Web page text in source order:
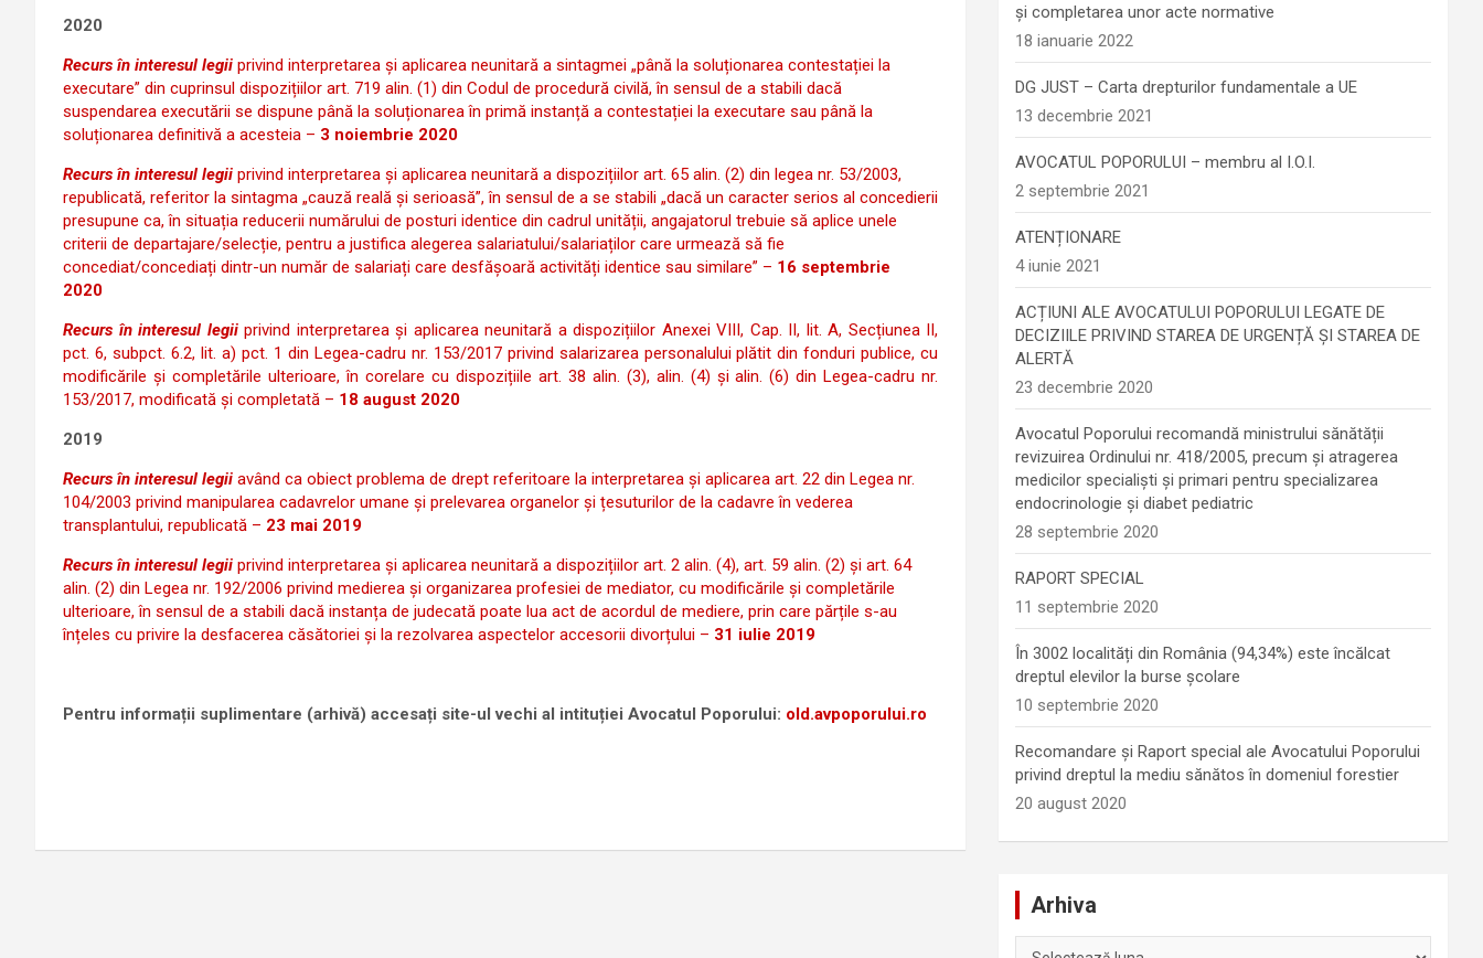
2020
Recurs în interesul legii privind interpretarea și aplicarea neunitară a sintagmei „până la soluționarea contestației la
executare” din cuprinsul dispozițiilor art. 719 alin. (1) din Codul de procedură civilă, în sensul de a stabili dacă
suspendarea executării se dispune până la soluționarea în primă instanță a contestației la executare sau până la
soluționarea definitivă a acesteia – 3 noiembrie 2020
Recurs în interesul legii privind interpretarea și aplicarea neunitară a dispozițiilor art. 65 alin. (2) din legea nr. 53/2003,
republicată, referitor la sintagma „cauză reală și serioasă”, în sensul de a se stabili „dacă un caracter serios al concedierii
presupune ca, în situația reducerii numărului de posturi identice din cadrul unității, angajatorul trebuie să aplice unele
criterii de departajare/selecție, pentru a justifica alegerea salariatului/salariaților care urmează să fie
concediat/concediați dintr-un număr de salariați care desfășoară activități identice sau similare” – 16 septembrie
2020
Recurs în interesul legiiprivind interpretarea și aplicarea neunitară a dispozițiilor Anexei VIII, Cap. II, lit. A, Secțiunea II,
pct. 6, subpct. 6.2, lit. a) pct. 1 din Legea-cadru nr. 153/2017 privind salarizarea personalului plătit din fonduri publice, cu
modificările și completările ulterioare, în corelare cu dispozițiile art. 38 alin. (3), alin. (4) și alin. (6) din Legea-cadru nr.
153/2017, modificată și completată – 18 august 2020
2019
Recurs în interesul legii având ca obiect problema de drept referitoare la interpretarea și aplicarea art. 22 din Legea nr.
104/2003 privind manipularea cadavrelor umane și prelevarea organelor și țesuturilor de la cadavre în vederea
transplantului, republicată – 23 mai 2019
Recurs în interesul legii privind interpretarea și aplicarea neunitară a dispozițiilor art. 2 alin. (4), art. 59 alin. (2) și art. 64
alin. (2) din Legea nr. 192/2006 privind medierea și organizarea profesiei de mediator, cu modificările și completările
ulterioare, în sensul de a stabili dacă instanța de judecată poate lua act de acordul de mediere, prin care părțile s-au
înțeles cu privire la desfacerea căsătoriei și la rezolvarea aspectelor accesorii divorțului – 31 iulie 2019
Pentru informații suplimentare (arhivă) accesați site-ul vechi al intituției Avocatul Poporului: old.avpoporului.ro
şi completarea unor acte normative
18 ianuarie 2022
DG JUST – Carta drepturilor fundamentale a UE
13 decembrie 2021
AVOCATUL POPORULUI – membru al I.O.I.
2 septembrie 2021
ATENȚIONARE
4 iunie 2021
ACȚIUNI ALE AVOCATULUI POPORULUI LEGATE DE
DECIZIILE PRIVIND STAREA DE URGENȚĂ ȘI STAREA DE
ALERTĂ
23 decembrie 2020
Avocatul Poporului recomandă ministrului sănătății
revizuirea Ordinului nr. 418/2005, precum și atragerea
medicilor specialiști și primari pentru specializarea
endocrinologie şi diabet pediatric
28 septembrie 2020
RAPORT SPECIAL
11 septembrie 2020
În 3002 localități din România (94,34%) este încălcat
dreptul elevilor la burse școlare
10 septembrie 2020
Recomandare și Raport special ale Avocatului Poporului
privind dreptul la mediu sănătos în domeniul forestier
20 august 2020
Arhiva